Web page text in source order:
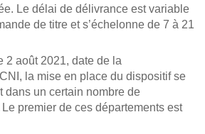
Le délai de délivrance est variable
de titre et s’échelonne de 7 à 21
2 août 2021, date de la
la mise en place du dispositif se
dans un certain nombre de
premier de ces départements est